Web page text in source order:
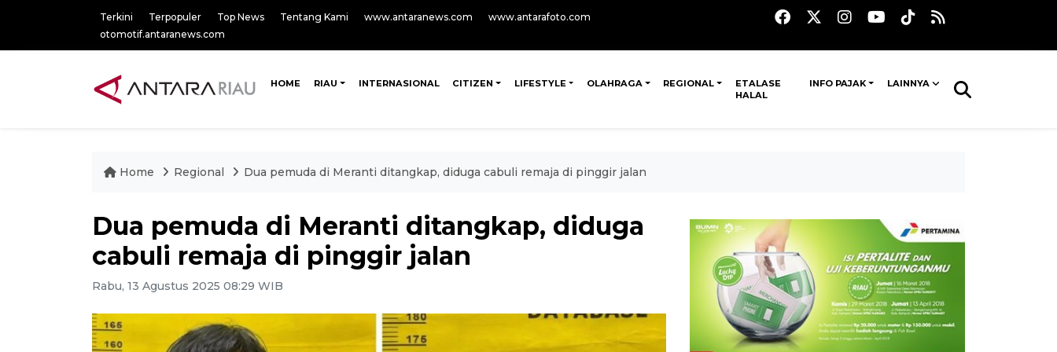
Terkini Terpopuler Top News Tentang Kami www.antaranews.com
www.antarafoto.com
otomotif.antaranews.com
HOME RIAU INTERNASIONAL CITIZEN LIFESTYLE OLAHRAGA REGIONAL
ETALASE
HALAL
INFO PAJAK LAINNYA
Home Regional Dua pemuda di Meranti ditangkap, diduga cabuli remaja di pinggir jalan
Dua pemuda di Meranti ditangkap, diduga
cabuli remaja di pinggir jalan
Rabu, 13 Agustus 2025 08:29 WIB